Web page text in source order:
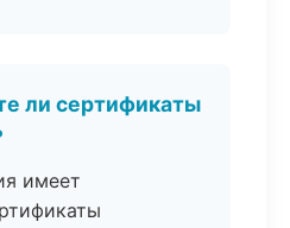
ли сертификаты
имеет